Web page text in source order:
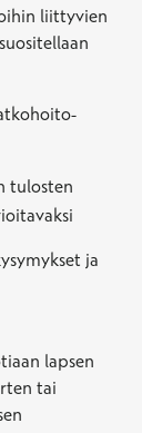
liittyvien
-
tulosten
ja
lapsen
tai